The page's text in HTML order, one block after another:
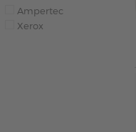
Ampertec
Xerox